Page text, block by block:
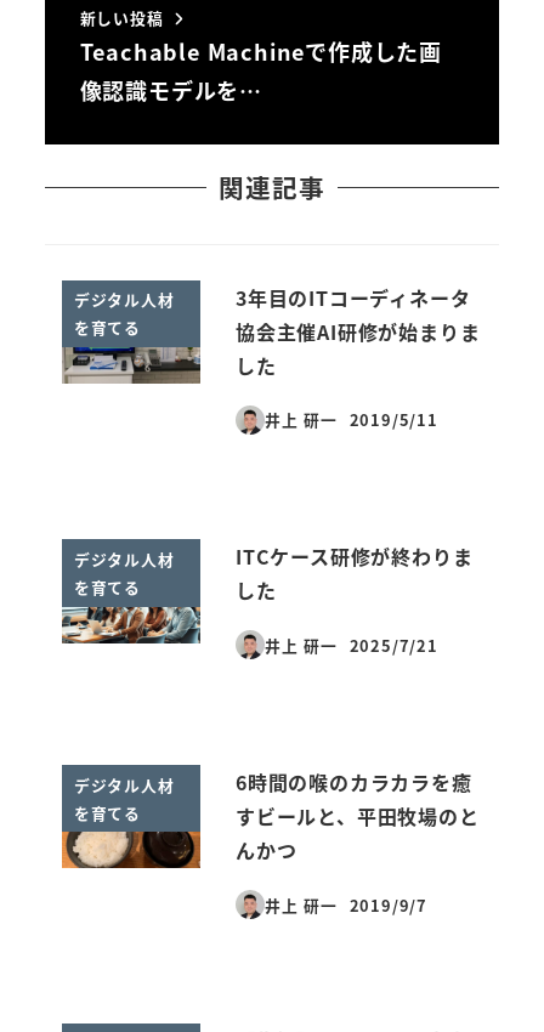
新しい投稿
Teachable Machineで作成した画
像認識モデルを…
関連記事
デジタル人材
を育てる
3年目のITコーディネータ
協会主催AI研修が始まりま
した
井上 研一
投稿日
2019/5/11
デジタル人材
を育てる
ITCケース研修が終わりま
した
井上 研一
投稿日
2025/7/21
デジタル人材
を育てる
6時間の喉のカラカラを癒
すビールと、平田牧場のと
んかつ
井上 研一
投稿日
2019/9/7